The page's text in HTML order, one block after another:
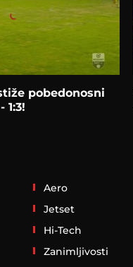
pobedonosni
1:3!
Aero
Jetset
Hi-Tech
Zanimljivosti